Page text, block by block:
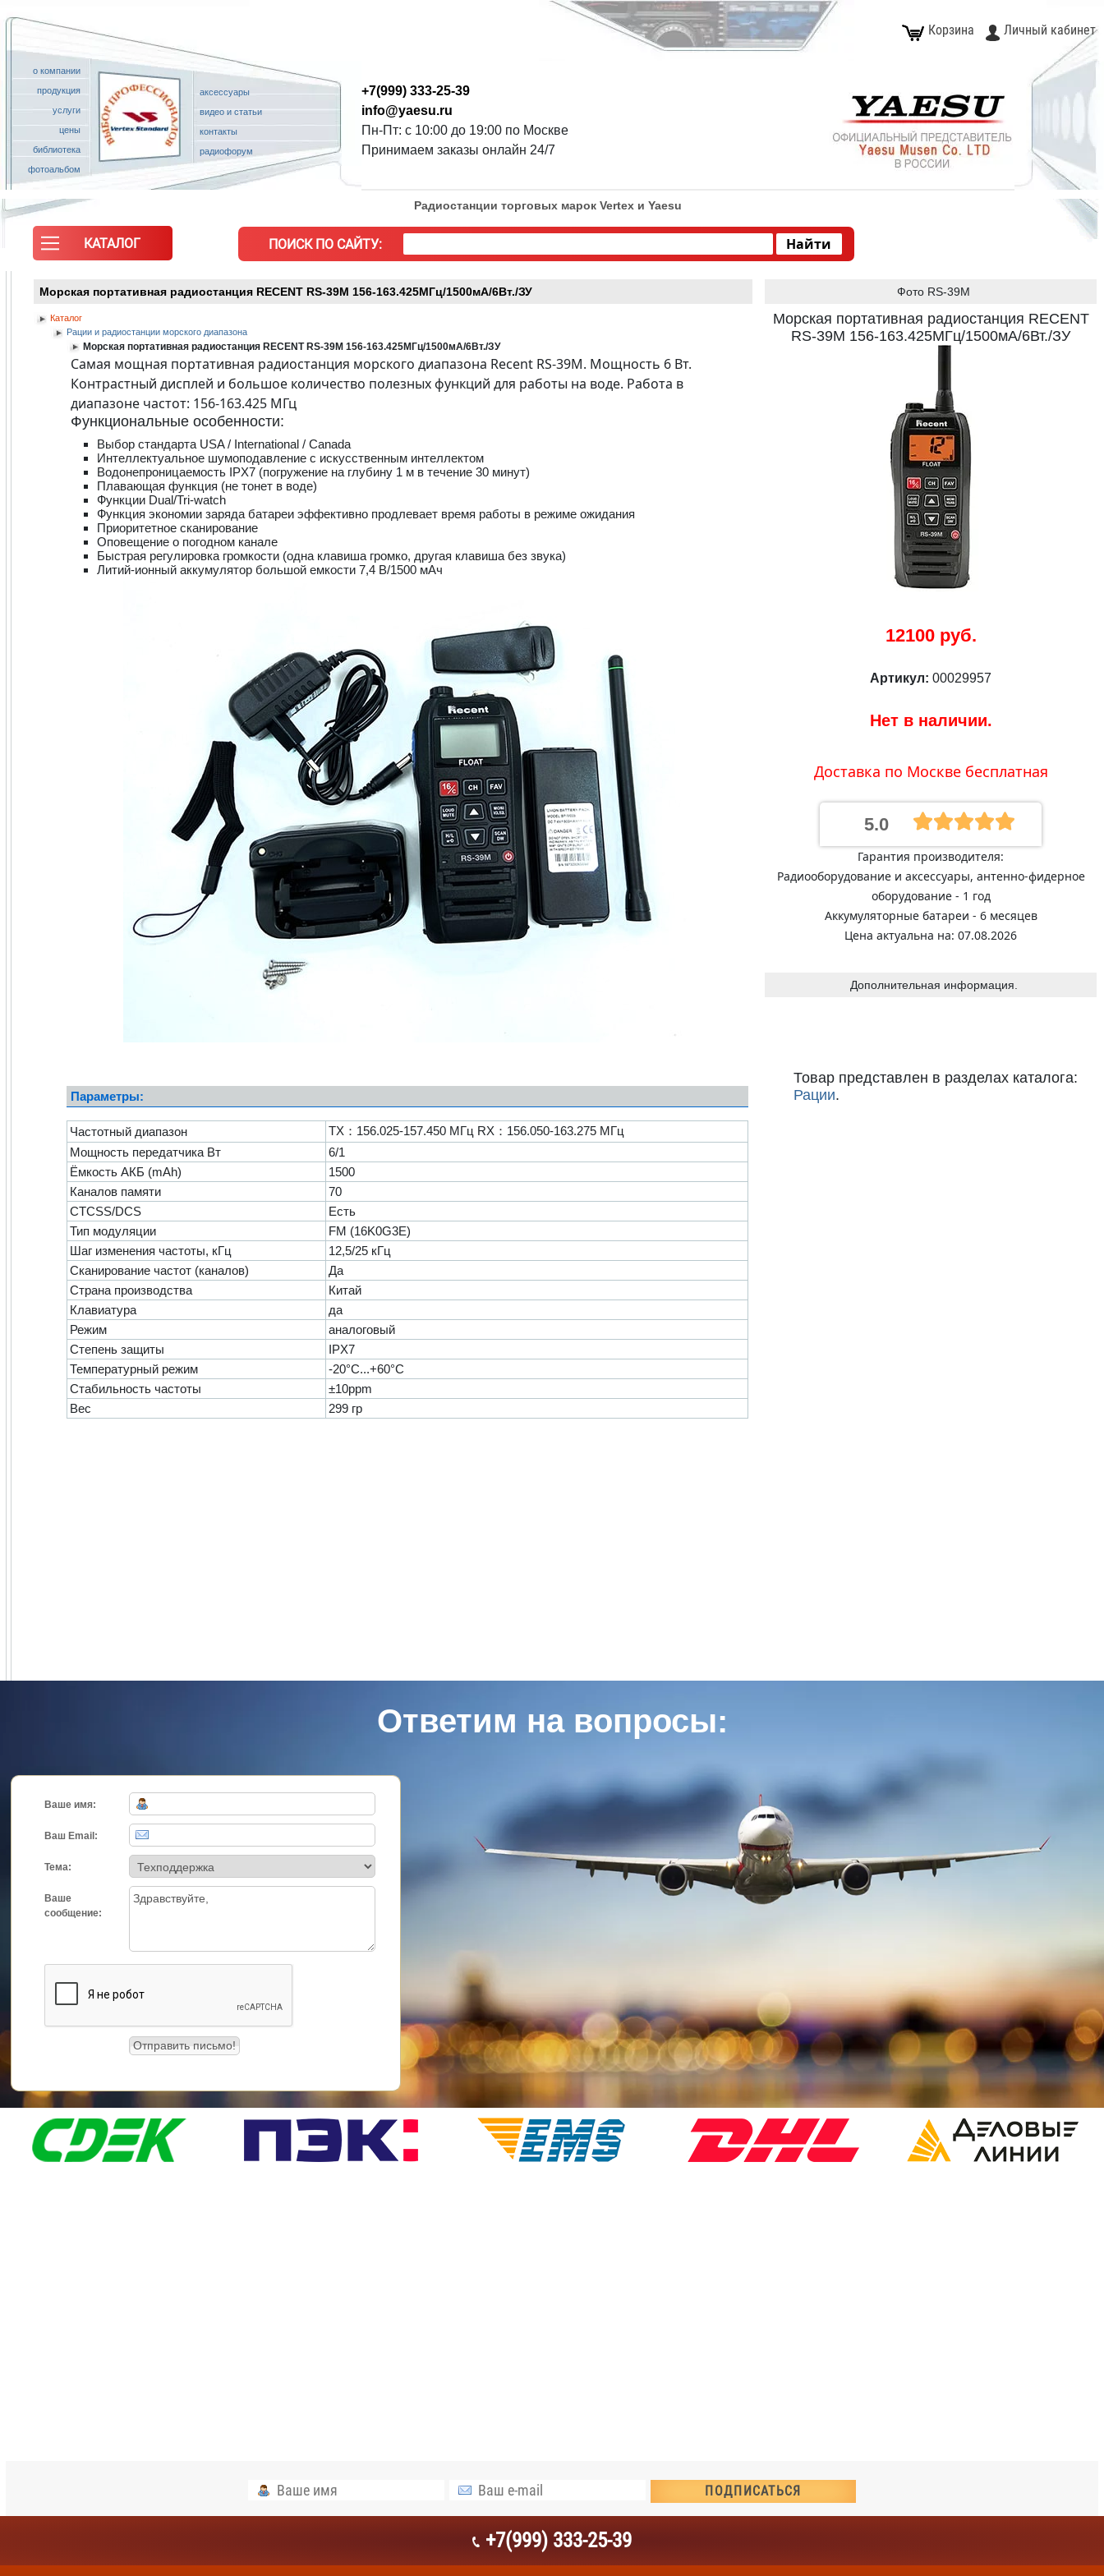
Корзина Личный кабинет
о компании
продукция
услуги
цены
библиотека
фотоальбом
аксессуары
видео и статьи
контакты
радиофорум
+7(999) 333-25-39
info@yaesu.ru
Пн-Пт: с 10:00 до 19:00 по Москве
Принимаем заказы онлайн 24/7
КАТАЛОГ
Радиостанции торговых марок Vertex и Yaesu
ПОИСК ПО САЙТУ:
Морская портативная радиостанция RECENT RS-39M 156-163.425МГц/1500мА/6Вт./ЗУ
Каталог
Рации и радиостанции морского диапазона
Морская портативная радиостанция RECENT RS-39M 156-163.425МГц/1500мА/6Вт./ЗУ
Самая мощная портативная радиостанция морского диапазона Recent RS-39M. Мощность 6 Вт.
Контрастный дисплей и большое количество полезных функций для работы на воде. Работа в
диапазоне частот: 156-163.425 МГц
Функциональные особенности:
Выбор стандарта USA / International / Canada
Интеллектуальное шумоподавление с искусственным интеллектом
Водонепроницаемость IPX7 (погружение на глубину 1 м в течение 30 минут)
Плавающая функция (не тонет в воде)
Функции Dual/Tri-watch
Функция экономии заряда батареи эффективно продлевает время работы в режиме ожидания
Приоритетное сканирование
Оповещение о погодном канале
Быстрая регулировка громкости (одна клавиша громко, другая клавиша без звука)
Литий-ионный аккумулятор большой емкости 7,4 В/1500 мАч
Параметры:
Частотный диапазон
TX：156.025-157.450 МГц RX：156.050-163.275 МГц
Мощность передатчика Вт
6/1
Ёмкость АКБ (mAh)
1500
Каналов памяти
70
CTCSS/DCS
Есть
Тип модуляции
FM (16K0G3E)
Шаг изменения частоты, кГц
12,5/25 кГц
Сканирование частот (каналов)
Да
Страна производства
Китай
Клавиатура
да
Режим
аналоговый
Степень защиты
IPX7
Температурный режим
-20°C...+60°C
Стабильность частоты
±10ppm
Вес
299 гр
Фото RS-39M
Морская портативная радиостанция RECENT
RS-39M 156-163.425МГц/1500мА/6Вт./ЗУ
12100 руб.
Артикул: 00029957
Нет в наличии.
Доставка по Москве бесплатная
5.0
Гарантия производителя:
Радиооборудование и аксессуары, антенно-фидерное
оборудование - 1 год
Аккумуляторные батареи - 6 месяцев
Цена актуальна на: 07.08.2026
Дополнительная информация.
Товар представлен в разделах каталога:
Рации.
Ответим на вопросы:
Ваше имя:
Ваш Email:
Тема:
Ваше
сообщение:
+7(999) 333-25-39